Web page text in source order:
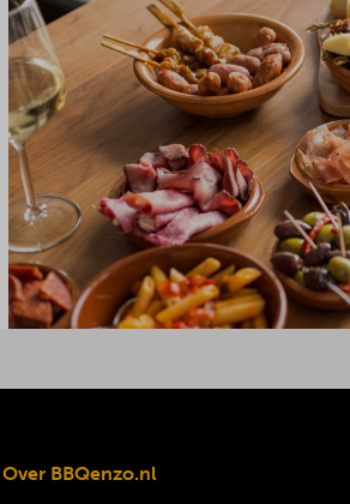
Over BBQenzo.nl